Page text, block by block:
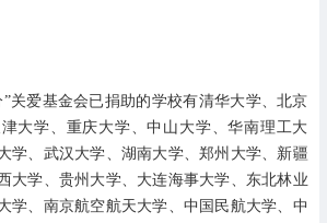
爱基金会已捐助的学校有清华大学、北京
大学、重庆大学、中山大学、华南理工大
学、武汉大学、湖南大学、郑州大学、新疆
大学、贵州大学、大连海事大学、东北林业
学、南京航空航天大学、中国民航大学、中